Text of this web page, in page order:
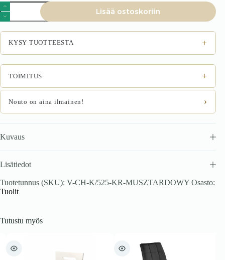
Tuoli
SINOR,
sinapinkeltainen
määrä
Lisää ostoskoriin
KYSY TUOTTEESTA +
TOIMITUS +
Nouto on aina ilmainen! ›
Kuvaus
Lisätiedot
Tuotetunnus (SKU): V-CH-K/525-KR-MUSZTARDOWY Osasto:
Tuolit
Tutustu myös